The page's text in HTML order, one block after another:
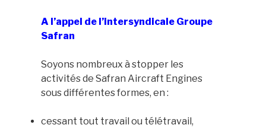
A l’appel de l’intersyndicale Groupe
Safran
Soyons nombreux à stopper les
activités de Safran Aircraft Engines
sous différentes formes, en :
cessant tout travail ou télétravail,